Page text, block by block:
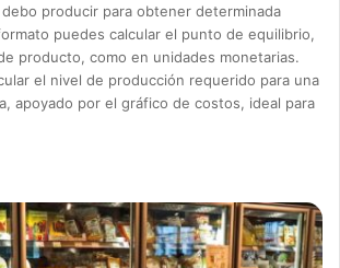
producir para obtener determinada
puedes calcular el punto de equilibrio,
producto, como en unidades monetarias.
el nivel de producción requerido para una
apoyado por el gráfico de costos, ideal para